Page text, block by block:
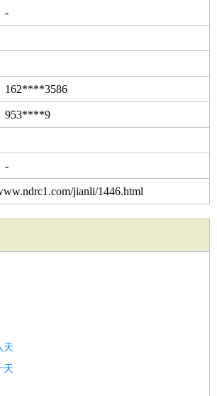
-
-
162****3586
162****3586
953****9
-
jianli/1446.html
天
天